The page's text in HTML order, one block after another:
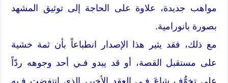
مواهب جديدة، علاوة على الحاجة إلى توثيق المشهد
بصورة بانورامية.
مع ذلك، فقد يثير هذا الإصدار انطباعاً بأن ثمة خشية
على مستقبل القصة، أو قد يبدو فـي أحد وجوهه ردّاً
على تخوُّفٍ شاعَ فـي العقد الأخير، الذي انتفضت فـيه